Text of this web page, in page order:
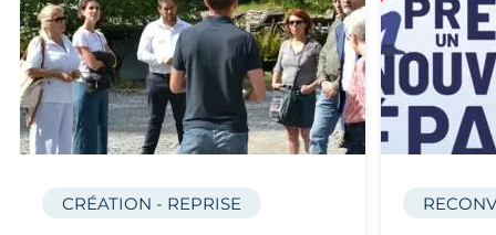
CRÉATION - REPRISE